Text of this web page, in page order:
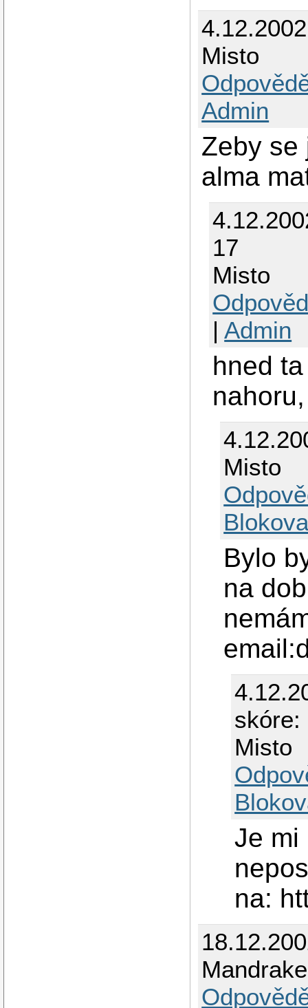
Misto
Admin
Zeby se
alma
17
Misto
|Admin
hned
Misto
Bylo
na
skóre:
Misto
Je mi
na: